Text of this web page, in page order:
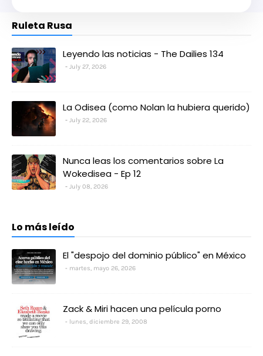
Ruleta Rusa
Leyendo las noticias - The Dailies 134
July 27, 2026
La Odisea (como Nolan la hubiera querido)
July 22, 2026
Nunca leas los comentarios sobre La
Wokedisea - Ep 12
July 08, 2026
Lo más leído
El "despojo del dominio público" en México
martes, mayo 26, 2026
Zack & Miri hacen una película porno
lunes, diciembre 29, 2008